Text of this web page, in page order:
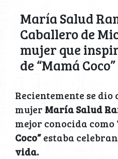
María Salud
Caballero de
mujer que
de “Mamá Coco”
Recientemente se dio
mujer María Salud
mejor conocida como
Coco”estaba
vida.